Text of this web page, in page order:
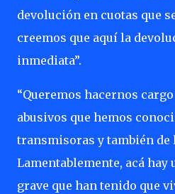
devolución en cuotas que
creemos que aquí la
inmediata”.
“Queremos hacernos
abusivos que hemos
transmisoras y también de
Lamentablemente, acá
grave que han tenido que